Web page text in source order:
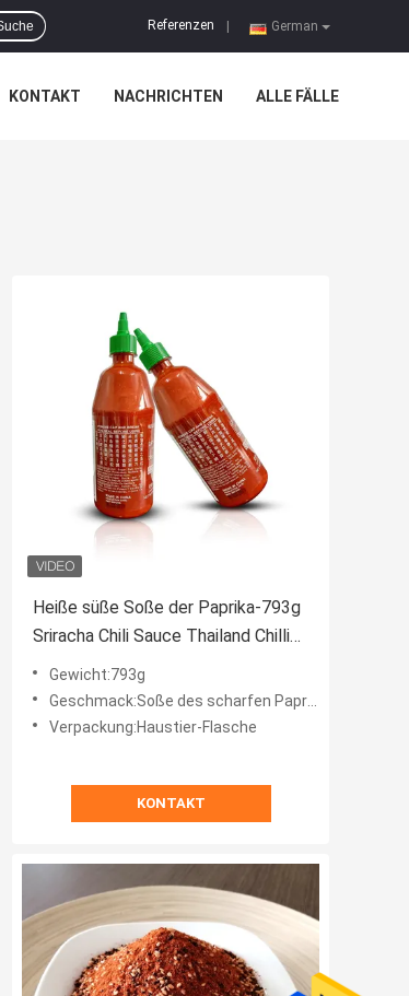
German
Referenzen
KONTAKT NACHRICHTEN ALLE FÄLLE
Heiße süße Soße der Paprika-793g
Sriracha Chili Sauce Thailand Chilli
Garlic
Gewicht:793g
Geschmack:Soße des scharfen Paprikas
Verpackung:Haustier-Flasche
KONTAKT